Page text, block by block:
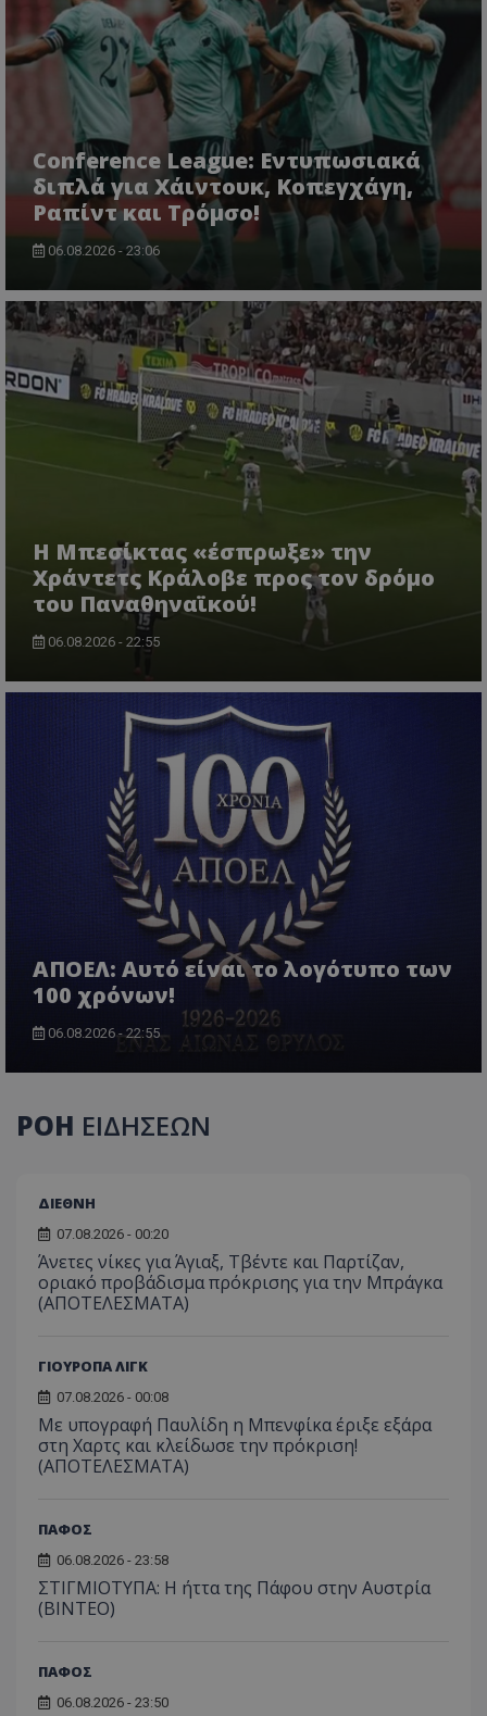
Conference League: Εντυπωσιακά
διπλά για Χάιντουκ, Κοπεγχάγη,
Ραπίντ και Τρόμσο!
06.08.2026 - 23:06
Η Μπεσίκτας «έσπρωξε» την
Χράντετς Κράλοβε προς τον δρόμο
του Παναθηναϊκού!
06.08.2026 - 22:55
ΑΠΟΕΛ: Αυτό είναι το λογότυπο των
100 χρόνων!
06.08.2026 - 22:55
ΡΟΗ ΕΙΔΗΣΕΩΝ
ΔΙΕΘΝΗ
07.08.2026 - 00:20
Άνετες νίκες για Άγιαξ, Τβέντε και Παρτίζαν,
οριακό προβάδισμα πρόκρισης για την Μπράγκα
(ΑΠΟΤΕΛΕΣΜΑΤΑ)
ΓΙΟΥΡΟΠΑ ΛΙΓΚ
07.08.2026 - 00:08
Με υπογραφή Παυλίδη η Μπενφίκα έριξε εξάρα
στη Χαρτς και κλείδωσε την πρόκριση!
(ΑΠΟΤΕΛΕΣΜΑΤΑ)
ΠΑΦΟΣ
06.08.2026 - 23:58
ΣΤΙΓΜΙΟΤΥΠΑ: Η ήττα της Πάφου στην Αυστρία
(ΒΙΝΤΕΟ)
ΠΑΦΟΣ
06.08.2026 - 23:50